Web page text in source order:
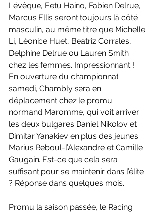
Lévêque, Eetu Haino, Fabien Delrue,
Marcus Ellis seront toujours là côté
masculin, au même titre que Michelle
Li, Léonice Huet, Beatriz Corrales,
Delphine Delrue ou Lauren Smith
chez les femmes. Impressionnant !
En ouverture du championnat
samedi, Chambly sera en
déplacement chez le promu
normand Maromme, qui voit arriver
les deux bulgares Daniel Nikolov et
Dimitar Yanakiev en plus des jeunes
Marius Reboul-l’Alexandre et Camille
Gaugain. Est-ce que cela sera
suffisant pour se maintenir dans l’élite
? Réponse dans quelques mois.
Promu la saison passée, le Racing